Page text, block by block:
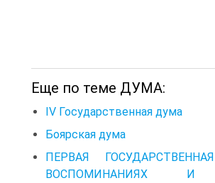
Еще по теме ДУМА:
IV Государственная дума
Боярская дума
ПЕРВАЯ
ВОСПОМИНАНИЯХ И